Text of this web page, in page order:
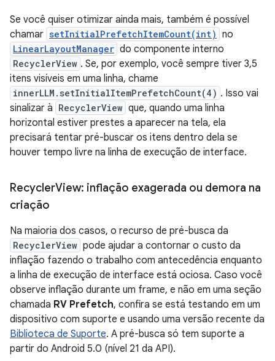
Se você quiser otimizar ainda mais, também é possível
chamar setInitialPrefetchItemCount(int) no
LinearLayoutManager do componente interno
RecyclerView . Se, por exemplo, você sempre tiver 3,5
itens visíveis em uma linha, chame
innerLLM.setInitialItemPrefetchCount(4) . Isso vai
sinalizar à RecyclerView que, quando uma linha
horizontal estiver prestes a aparecer na tela, ela
precisará tentar pré-buscar os itens dentro dela se
houver tempo livre na linha de execução de interface.
RecyclerView: inflação exagerada ou demora na
criação
Na maioria dos casos, o recurso de pré-busca da
RecyclerView pode ajudar a contornar o custo da
inflação fazendo o trabalho com antecedência enquanto
a linha de execução de interface está ociosa. Caso você
observe inflação durante um frame, e não em uma seção
chamada RV Prefetch, confira se está testando em um
dispositivo com suporte e usando uma versão recente da
Biblioteca de Suporte. A pré-busca só tem suporte a
partir do Android 5.0 (nível 21 da API).